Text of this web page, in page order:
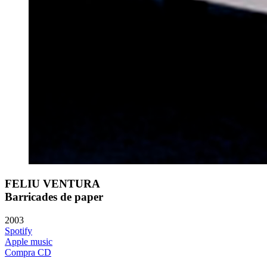
FELIU VENTURA
Barricades de paper
2003
Spotify
Apple music
Compra CD